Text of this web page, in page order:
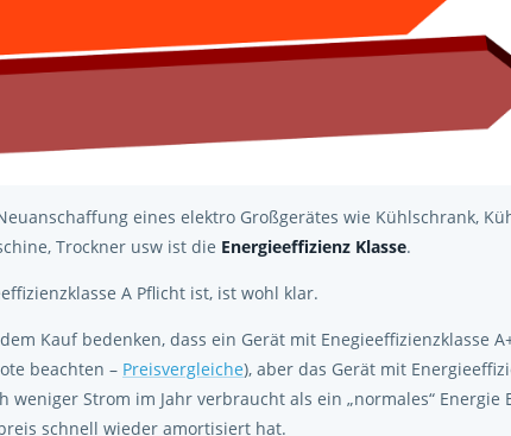
eines elektro Großgerätes wie Kühlschrank,
Trockner usw ist die Energieeffizienz Klasse.
A Pflicht ist, ist wohl klar.
Kauf bedenken, dass ein Gerät mit Enegieeffizienzklasse
beachten – Preisvergleiche), aber das Gerät mit
weniger Strom im Jahr verbraucht als ein „normales“ Energie
schnell wieder amortisiert hat.